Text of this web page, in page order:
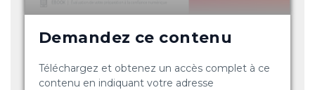
Demandez ce contenu
Téléchargez et obtenez un accès complet à ce
contenu en indiquant votre adresse